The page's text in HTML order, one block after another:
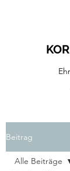
Beitrag
Alle Beiträge